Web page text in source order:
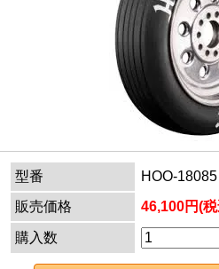
型番
HOO-18085
販売価格
46,100円(
購入数